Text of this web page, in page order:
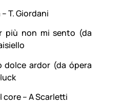
T. Giordani
più non mi sento (da
dolce ardor (da ópera
– A Scarletti